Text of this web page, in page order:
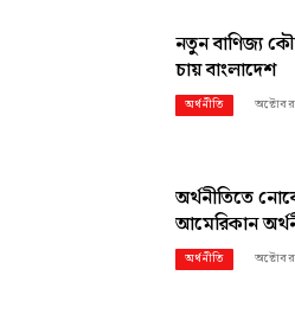
নতুন বাণিজ্য
চায় বাংলাদেশ
অর্থনীতি
অর্থনীতিতে
আমেরিকান
অর্থনীতি